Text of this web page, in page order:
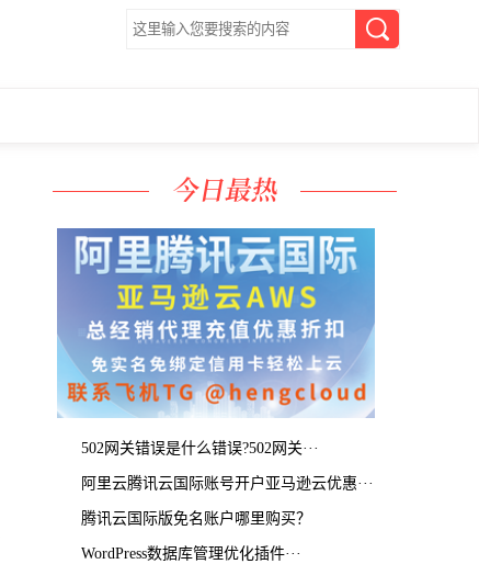
502网关错误是什么错误?502网关···
阿里云腾讯云国际账号开户亚马逊云优惠···
腾讯云国际版免名账户哪里购买？
WordPress数据库管理优化插件···